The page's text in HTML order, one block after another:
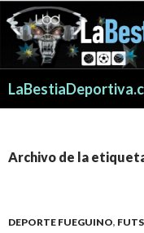
Archivo de la
DEPORTE FUEGUINO,